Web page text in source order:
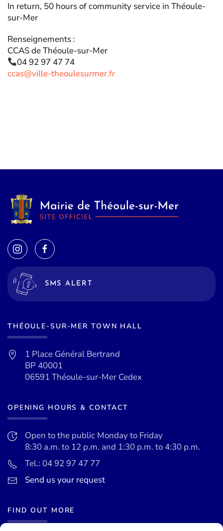
In return, 50 hours of community service in Théoule-
sur-Mer
Renseignements :
CCAS de Théoule-sur-Mer
04 92 97 47 74
ccas@ville-theoulesurmer.fr
SMS ALERT
THÉOULE-SUR-MER TOWN HALL
1 Place Général Bertrand
BP 40001
06591 Théoule-sur-Mer Cedex
OPENING HOURS & CONTACT
Open to the public Monday to Friday
8:30 a.m. to 12 p.m. and 1:30 p.m. to 4:30 p.m.
Tel.: 04 92 97 47 77
Send us your request
FIND OUT MORE